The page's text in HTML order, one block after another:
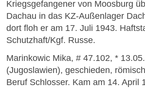
Kriegsgefangener von Moosburg
Dachau in das KZ-Außenlager
dort floh er am 17. Juli 1943.
Schutzhaft/Kgf. Russe.
Marinkowic Mika, # 47.102, *
(Jugoslawien), geschieden,
Beruf Schlosser. Kam am 14. April